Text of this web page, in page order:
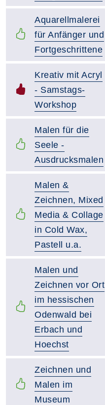
Aquarellmalerei
für Anfänger und
Fortgeschrittene
Kreativ mit Acryl
- Samstags-
Workshop
Malen für die
Seele -
Ausdrucksmalen
Malen &
Zeichnen, Mixed
Media & Collage
in Cold Wax,
Pastell u.a.
Malen und
Zeichnen vor Ort
im hessischen
Odenwald bei
Erbach und
Hoechst
Zeichnen und
Malen im
Museum